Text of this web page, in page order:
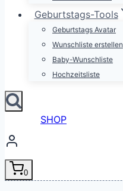
Geburtstags-Tools
Geburtstags Avatar
Wunschliste erstellen
Baby-Wunschliste
Hochzeitsliste
SHOP
0